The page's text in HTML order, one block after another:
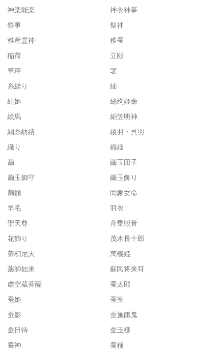
神楽能楽
神衣神事
祭事
祭神
稚産霊神
稚蚕
稲荷
立願
竿秤
箸
糸繰り
紬
紺姫
絲絇姫命
絵馬
絹笠明神
絹糸紡績
綾羽・呉羽
織り
織姫
繭
繭玉団子
繭玉御守
繭玉飾り
繭額
罔象女命
羊毛
羽衣
聖天尊
舟乗観音
花飾り
茂木長十郎
荼枳尼天
萬機姫
薬師如来
蘇民将来符
虚空蔵菩薩
蚕太郎
蚕姫
蚕室
蚕影
蚕施餓鬼
蚕日待
蚕玉様
蚕神
蚕種